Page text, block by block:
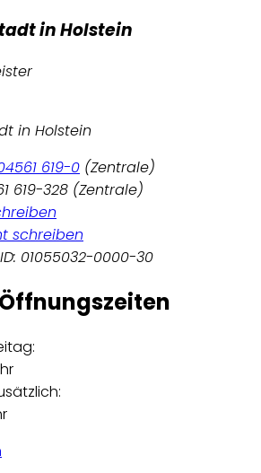
in Holstein
in Holstein
619-0 (Zentrale)
619-328 (Zentrale)
schreiben
01055032-0000-30